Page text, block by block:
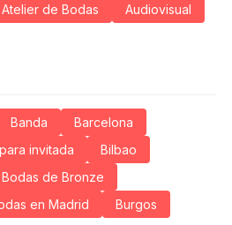
Atelier de Bodas
Audiovisual
Banda
Barcelona
invitada
Bilbao
Bodas de Bronze
en Madrid Burgos